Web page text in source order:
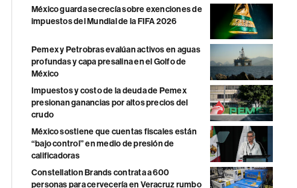
México guarda secrecía sobre exenciones de
impuestos del Mundial de la FIFA 2026
Pemex y Petrobras evalúan activos en aguas
profundas y capa presalina en el Golfo de
México
Impuestos y costo de la deuda de Pemex
presionan ganancias por altos precios del
crudo
México sostiene que cuentas fiscales están
“bajo control” en medio de presión de
calificadoras
Constellation Brands contrata a 600
personas para cervecería en Veracruz rumbo